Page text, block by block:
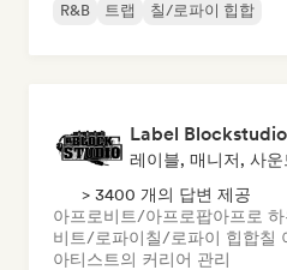
R&B
트랩 칠/로파이 힙합
Label Blockstudio
레이블, 매니저, 사
> 3400 개의 답변 제공
아프로비트/아프로팝아프로
비트/로파이칠/로파이 힙합칠
아티스트의 커리어 관리